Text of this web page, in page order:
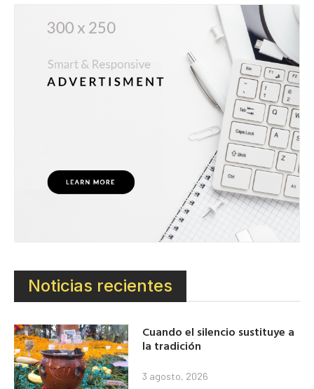
Noticias recientes
Cuando el silencio sustituye a
la tradición
3 agosto, 2026